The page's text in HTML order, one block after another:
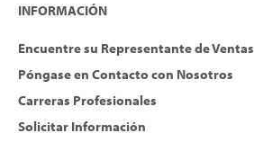
INFORMACIÓN
Encuentre su Representante de Ventas
Póngase en Contacto con Nosotros
Carreras Profesionales
Solicitar Información